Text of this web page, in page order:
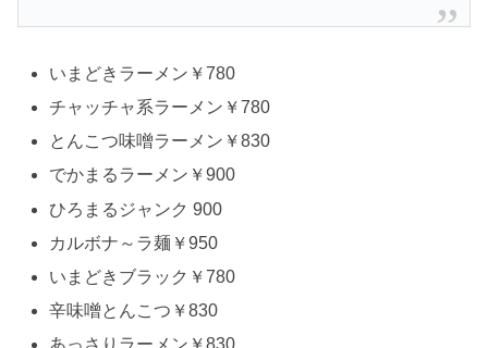
いまどきラーメン￥780
チャッチャ系ラーメン￥780
とんこつ味噌ラーメン￥830
でかまるラーメン￥900
ひろまるジャンク 900
カルボナ～ラ麺￥950
いまどきブラック￥780
辛味噌とんこつ￥830